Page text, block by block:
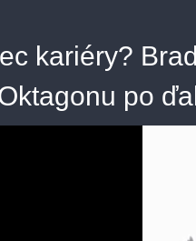
kariéry?
po